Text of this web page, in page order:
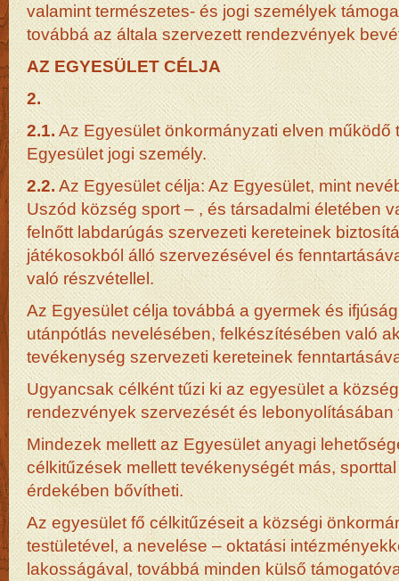
valamint természetes- és jogi személyek
továbbá az általa szervezett rendezvények
AZ EGYESÜLET CÉLJA
2.
2.1.Az Egyesület önkormányzati elven működő
Egyesület jogi személy.
2.2.Az Egyesület célja: Az Egyesület, mint
Uszód község sport – , és társadalmi életében
felnőtt labdarúgás szervezeti kereteinek
játékosokból álló szervezésével és
való részvétellel.
Az Egyesület célja továbbá a gyermek és
utánpótlás nevelésében, felkészítésében való
tevékenység szervezeti kereteinek
Ugyancsak célként tűzi ki az egyesület a
rendezvények szervezését és
Mindezek mellett az Egyesület anyagi
célkitűzések mellett tevékenységét más,
érdekében bővítheti.
Az egyesület fő célkitűzéseit a községi
testületével, a nevelése – oktatási
lakosságával, továbbá minden külső